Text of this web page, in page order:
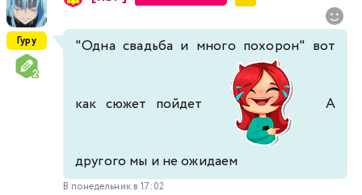
Гуру "Одна свадьба и много похорон" вот
как сюжет пойдет А
другого мы и не ожидаем
В понедельник в 17:02